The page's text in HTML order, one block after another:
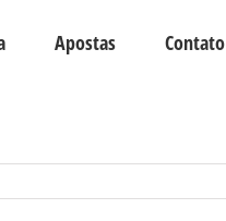
Apostas Contato